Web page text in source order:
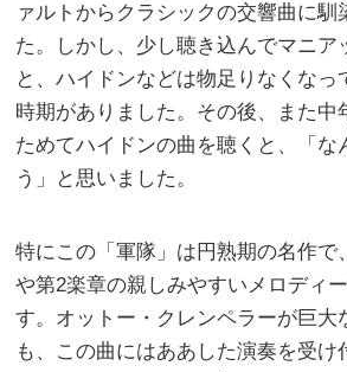
ァルトからクラシックの交響曲に馴
た。しかし、少し聴き込んでマニア
と、ハイドンなどは物足りなくなっ
時期がありました。その後、また中
ためてハイドンの曲を聴くと、「な
う」と思いました。
特にこの「軍隊」は円熟期の名作で
や第2楽章の親しみやすいメロディ
す。オットー・クレンペラーが巨大
も、この曲にはああした演奏を受け